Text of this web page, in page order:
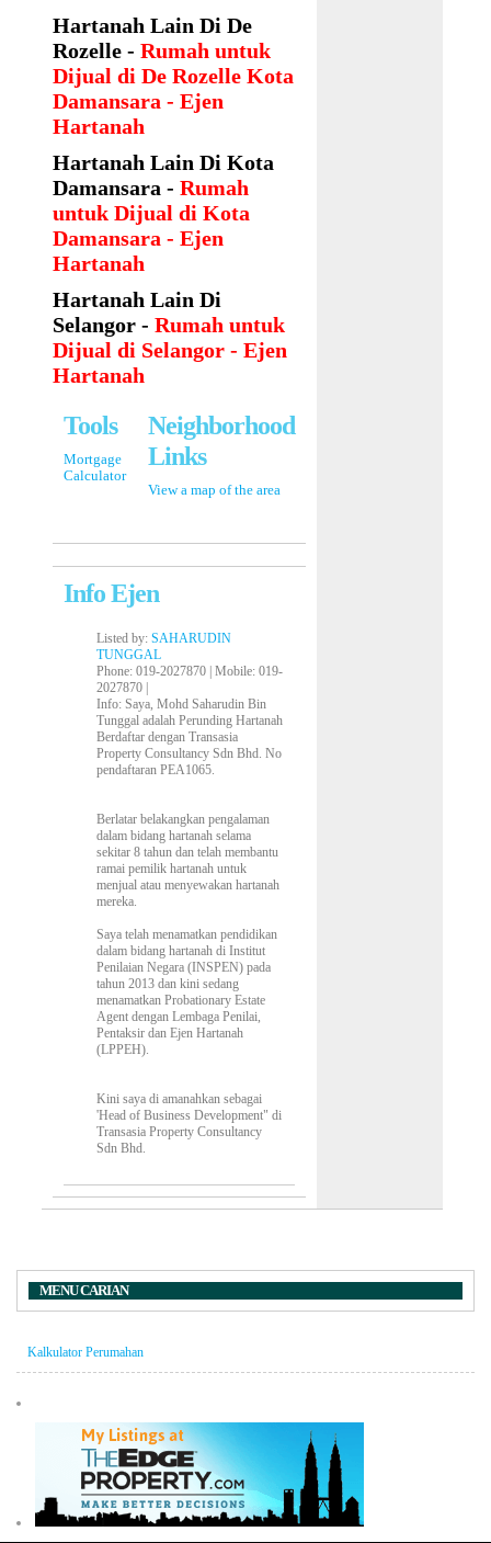
Hartanah Lain Di De
Rozelle -Rumah untuk
Dijual di De Rozelle Kota
Damansara - Ejen
Hartanah
Hartanah Lain Di Kota
Damansara -Rumah
untuk Dijual di Kota
Damansara - Ejen
Hartanah
Hartanah Lain Di
Selangor -Rumah untuk
Dijual di Selangor - Ejen
Hartanah
Tools
Mortgage
Calculator
Neighborhood
Links
View a map of the area
Info Ejen
Listed by:SAHARUDIN
TUNGGAL
Phone: 019-2027870 |Mobile: 019-
2027870 |
Info: Saya, Mohd Saharudin Bin
Tunggal adalah Perunding Hartanah
Berdaftar dengan Transasia
Property Consultancy Sdn Bhd. No
pendaftaran PEA1065.
Berlatar belakangkan pengalaman
dalam bidang hartanah selama
sekitar 8 tahun dan telah membantu
ramai pemilik hartanah untuk
menjual atau menyewakan hartanah
mereka.
Saya telah menamatkan pendidikan
dalam bidang hartanah di Institut
Penilaian Negara (INSPEN) pada
tahun 2013 dan kini sedang
menamatkan Probationary Estate
Agent dengan Lembaga Penilai,
Pentaksir dan Ejen Hartanah
(LPPEH).
Kini saya di amanahkan sebagai
'Head of Business Development" di
Transasia Property Consultancy
Sdn Bhd.
MENU CARIAN
Kalkulator Perumahan